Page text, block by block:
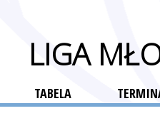
LIGA
TABELA